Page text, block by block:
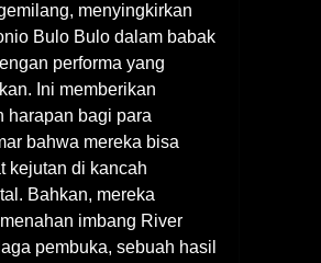
menyingkirkan
Bulo Bulo dalam babak
performa yang
Ini memberikan
harapan bagi para
bahwa mereka bisa
kejutan di kancah
Bahkan, mereka
imbang River
pembuka, sebuah hasil